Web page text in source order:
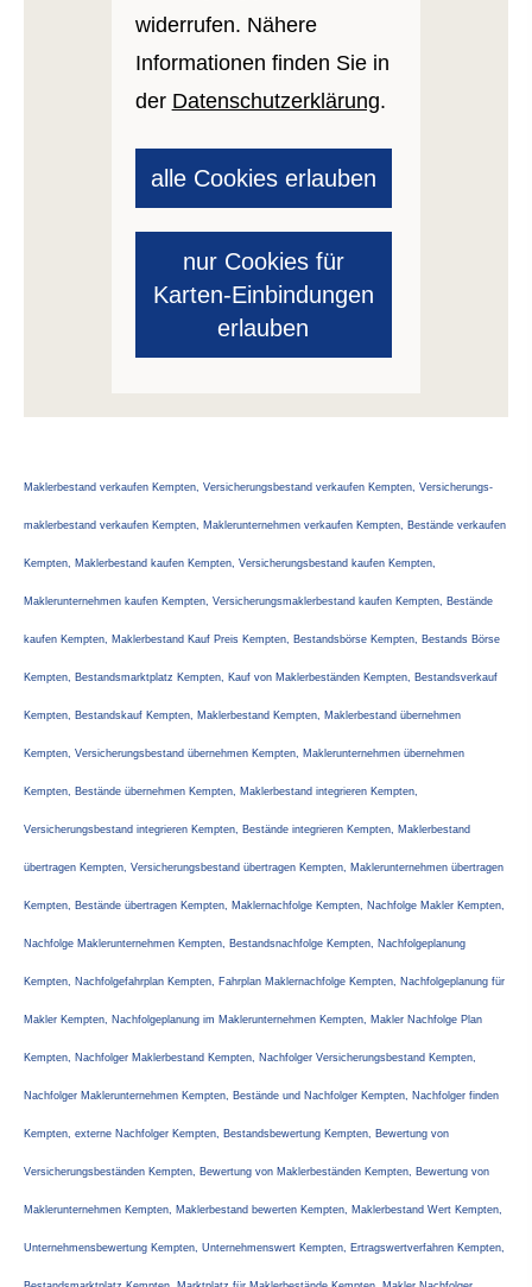
widerrufen. Nähere
Informationen finden Sie in
der Datenschutzerklärung.
alle Cookies erlauben
nur Cookies für
Karten-Einbindungen
erlauben
Maklerbestand verkaufen Kempten, Versicherungsbestand verkaufen Kempten, Ver­sicherungs­
maklerbestand verkaufen Kempten, Maklerunternehmen verkaufen Kempten, Bestände verkaufen
Kempten, Maklerbestand kaufen Kempten, Versicherungsbestand kaufen Kempten,
Maklerunternehmen kaufen Kempten, Ver­sicherungs­maklerbestand kaufen Kempten, Bestände
kaufen Kempten, Maklerbestand Kauf Preis Kempten, Bestandsbörse Kempten, Bestands Börse
Kempten, Bestandsmarktplatz Kempten, Kauf von Maklerbeständen Kempten, Bestandsverkauf
Kempten, Bestandskauf Kempten, Maklerbestand Kempten, Maklerbestand übernehmen
Kempten, Versicherungsbestand übernehmen Kempten, Maklerunternehmen übernehmen
Kempten, Bestände übernehmen Kempten, Maklerbestand integrieren Kempten,
Versicherungsbestand integrieren Kempten, Bestände integrieren Kempten, Maklerbestand
übertragen Kempten, Versicherungsbestand übertragen Kempten, Maklerunternehmen übertragen
Kempten, Bestände übertragen Kempten, Maklernachfolge Kempten, Nachfolge Makler Kempten,
Nachfolge Maklerunternehmen Kempten, Bestandsnachfolge Kempten, Nachfolgeplanung
Kempten, Nachfolgefahrplan Kempten, Fahrplan Maklernachfolge Kempten, Nachfolgeplanung für
Makler Kempten, Nachfolgeplanung im Maklerunternehmen Kempten, Makler Nachfolge Plan
Kempten, Nachfolger Maklerbestand Kempten, Nachfolger Versicherungsbestand Kempten,
Nachfolger Maklerunternehmen Kempten, Bestände und Nachfolger Kempten, Nachfolger finden
Kempten, externe Nachfolger Kempten, Bestandsbewertung Kempten, Bewertung von
Versicherungsbeständen Kempten, Bewertung von Maklerbeständen Kempten, Bewertung von
Maklerunternehmen Kempten, Maklerbestand bewerten Kempten, Maklerbestand Wert Kempten,
Unternehmensbewertung Kempten, Unternehmenswert Kempten, Ertragswertverfahren Kempten,